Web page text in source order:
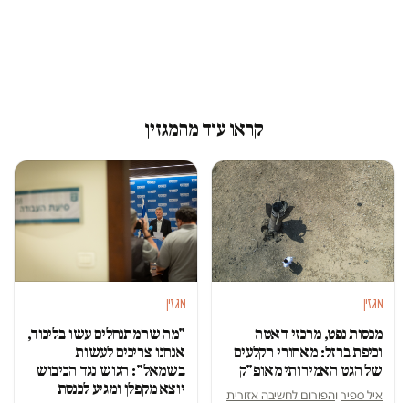
קראו עוד מהמגזין
מגזין
מכסות נפט, מרכזי דאטה
וכיפת ברזל: מאחורי הקלעים
של הגט האמירותי מאופ"ק
איל ספיר והפורום לחשיבה אזורית
מגזין
"מה שהמתנחלים עשו בליכוד,
אנחנו צריכים לעשות
בשמאל": הגוש נגד הכיבוש
יוצא מקפלן ומגיע לכנסת